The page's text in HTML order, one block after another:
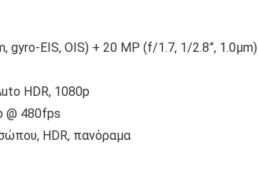
gyro-EIS, OIS) + 20 MP (f/1.7, 1/2.8”, 1.0μm)
HDR, 1080p
@ 480fps
HDR, πανόραμα